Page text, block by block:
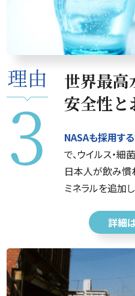
世界最高
安全性と
NASAも採用す
で、ウイルス・細
日本人が飲み慣
ミネラルを追加
詳細